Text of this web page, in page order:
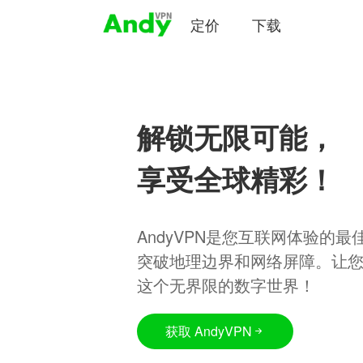
定价 下载
解锁无限可能，
享受全球精彩！
AndyVPN是您互联网体验的最
突破地理边界和网络屏障。让
这个无界限的数字世界！
获取 AndyVPN